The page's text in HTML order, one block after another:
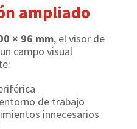
ampliado
× 96 mm, el visor de
campo visual
de trabajo
innecesarios